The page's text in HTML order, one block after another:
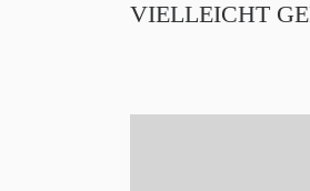
VIELLEICHT